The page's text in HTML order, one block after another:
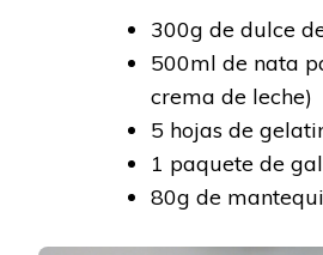
300g de dulce
500ml de nata
crema de leche)
5 hojas de
1 paquete de
80g de